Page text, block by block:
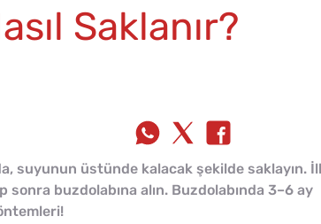
Saklanır?
suyunun üstünde kalacak şekilde saklayın.
sonra buzdolabına alın. Buzdolabında 3–6 ay